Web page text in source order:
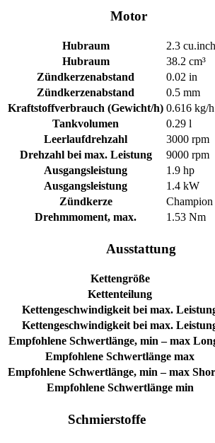
Motor
Hubraum
2.3 cu.inch
Hubraum
38.2 cm³
Zündkerzenabstand
0.02 in
Zündkerzenabstand
0.5 mm
Kraftstoffverbrauch (Gewicht/h) 0.616 kg/h
Tankvolumen
0.29 l
Leerlaufdrehzahl
3000 rpm
Drehzahl bei max. Leistung
9000 rpm
Ausgangsleistung
1.9 hp
Ausgangsleistung
1.4 kW
Zündkerze
Drehmmoment, max.
1.53 Nm
Ausstattung
Kettengröße
Kettenteilung
Kettengeschwindigkeit bei max.
Kettengeschwindigkeit bei max.
Empfohlene Schwertlänge, min – max
Empfohlene Schwertlänge max
Empfohlene Schwertlänge, min – max
Empfohlene Schwertlänge min
Schmierstoffe